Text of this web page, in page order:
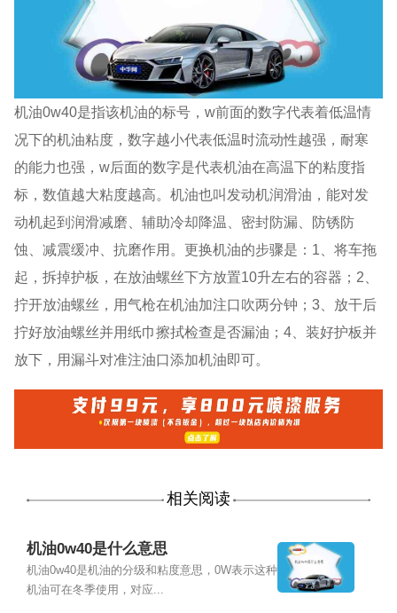
机油0w40是指该机油的标号，w前面的数字代表着低温情
况下的机油粘度，数字越小代表低温时流动性越强，耐寒
的能力也强，w后面的数字是代表机油在高温下的粘度指
标，数值越大粘度越高。机油也叫发动机润滑油，能对发
动机起到润滑减磨、辅助冷却降温、密封防漏、防锈防
蚀、减震缓冲、抗磨作用。更换机油的步骤是：1、将车拖
起，拆掉护板，在放油螺丝下方放置10升左右的容器；2、
拧开放油螺丝，用气枪在机油加注口吹两分钟；3、放干后
拧好放油螺丝并用纸巾擦拭检查是否漏油；4、装好护板并
放下，用漏斗对准注油口添加机油即可。
相关阅读
机油0w40是什么意思
机油0w40是机油的分级和粘度意思，0W表示这种
机油可在冬季使用，对应...